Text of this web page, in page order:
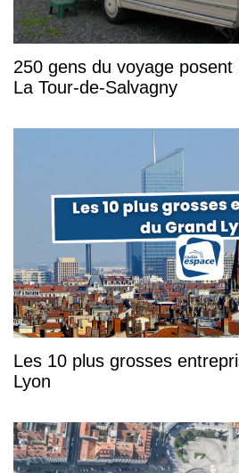
250 gens du voyage
La Tour-de-Salvagny
Les 10 plus grosses
Lyon